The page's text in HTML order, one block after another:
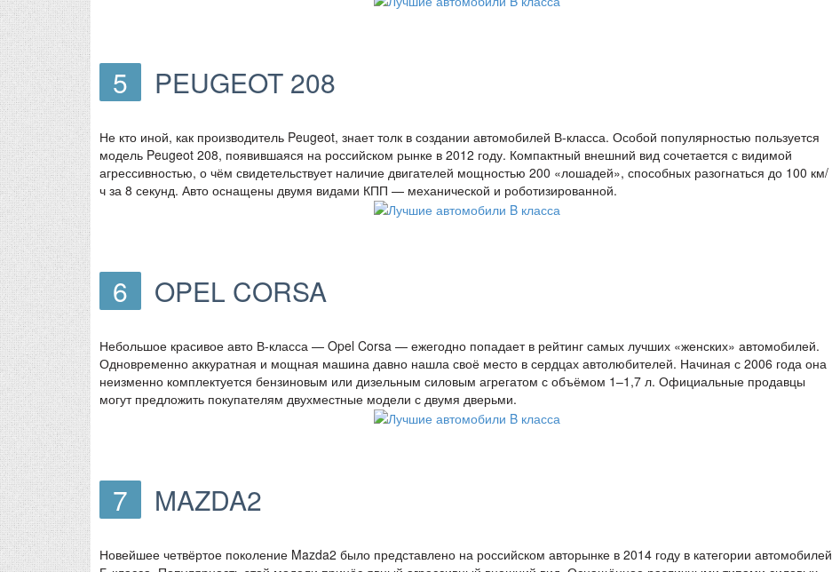
5 PEUGEOT 208
Не кто иной, как производитель Peugeot, знает толк в создании автомобилей В-класса. Особой популярностью пользуется
модель Peugeot 208, появившаяся на российском рынке в 2012 году. Компактный внешний вид сочетается с видимой
агрессивностью, о чём свидетельствует наличие двигателей мощностью 200 «лошадей», способных разогнаться до 100 км/
ч за 8 секунд. Авто оснащены двумя видами КПП — механической и роботизированной.
6 OPEL CORSA
Небольшое красивое авто В-класса — Opel Corsa — ежегодно попадает в рейтинг самых лучших «женских» автомобилей.
Одновременно аккуратная и мощная машина давно нашла своё место в сердцах автолюбителей. Начиная с 2006 года она
неизменно комплектуется бензиновым или дизельным силовым агрегатом с объёмом 1–1,7 л. Официальные продавцы
могут предложить покупателям двухместные модели с двумя дверьми.
7 MAZDA2
Новейшее четвёртое поколение Mazda2 было представлено на российском авторынке в 2014 году в категории автомобилей